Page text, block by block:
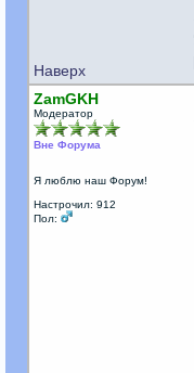
Наверх
ZamGKH
Модератор
Вне Форума
Я люблю наш Форум!
Настрочил: 912
Пол: